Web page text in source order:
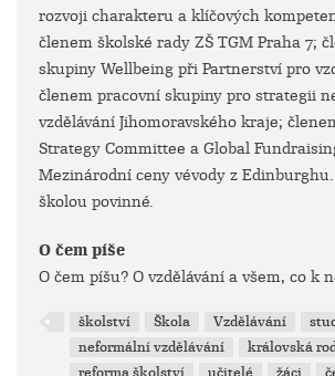
rozvoji charakteru a klíčových
členem školské rady ZŠ TGM Praha 7;
skupiny Wellbeing při Partnerství pro
členem pracovní skupiny pro strategii
vzdělávání Jihomoravského kraje;
Strategy Committee a Global
Mezinárodní ceny vévody z
školou povinné.
O čem píše
O čem píšu? O vzdělávání a všem, co k
školství Škola Vzdělávání
neformální vzdělávání
královská